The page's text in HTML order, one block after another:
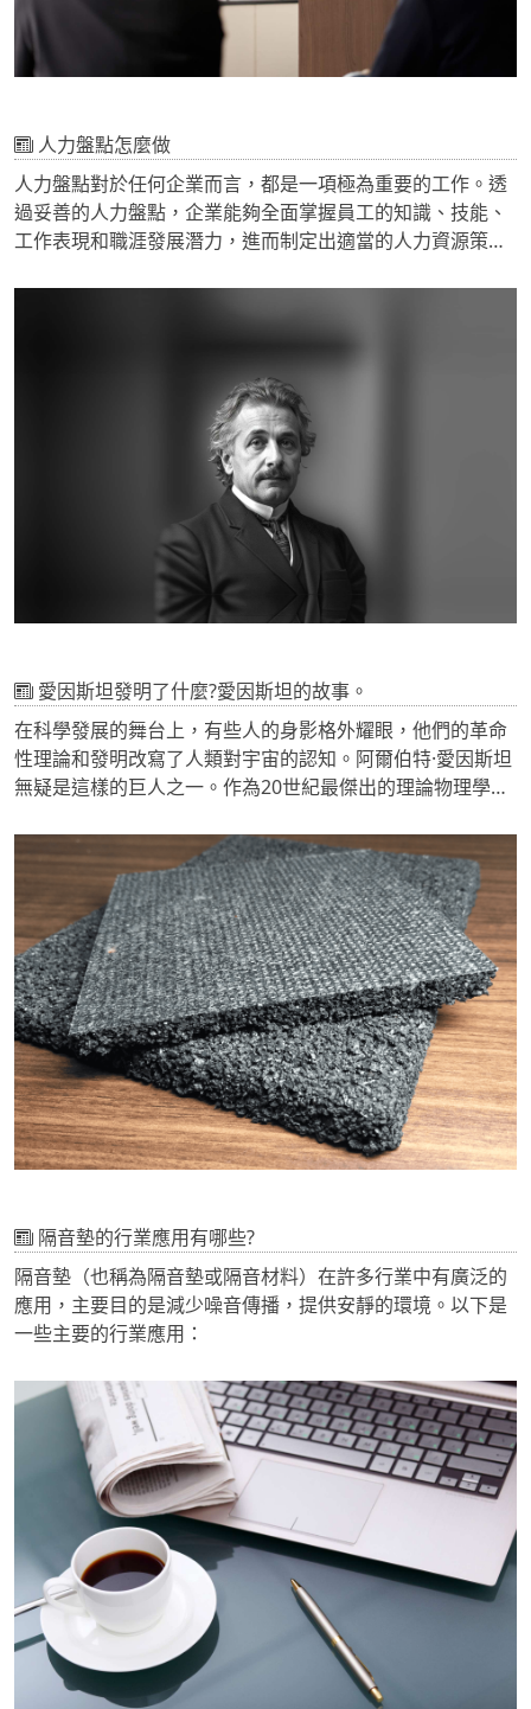
人力盤點怎麼做
人力盤點對於任何企業而言，都是一項極為重要的工作。透
過妥善的人力盤點，企業能夠全面掌握員工的知識、技能、
工作表現和職涯發展潛力，進而制定出適當的人力資源策
要性，以及如何有效地進行人力盤點。
愛因斯坦發明了什麼?愛因斯坦的故事。
在科學發展的舞台上，有些人的身影格外耀眼，他們的革命
性理論和發明改寫了人類對宇宙的認知。阿爾伯特·愛因斯坦
無疑是這樣的巨人之一。作為20世紀最傑出的理論物理學
究竟發明了什麼?他的故事又是怎樣的?讓我們一起沿著時間
的軌跡，解開這個謎團。
隔音墊的行業應用有哪些?
隔音墊（也稱為隔音墊或隔音材料）在許多行業中有廣泛的
應用，主要目的是減少噪音傳播，提供安靜的環境。以下是
一些主要的行業應用：